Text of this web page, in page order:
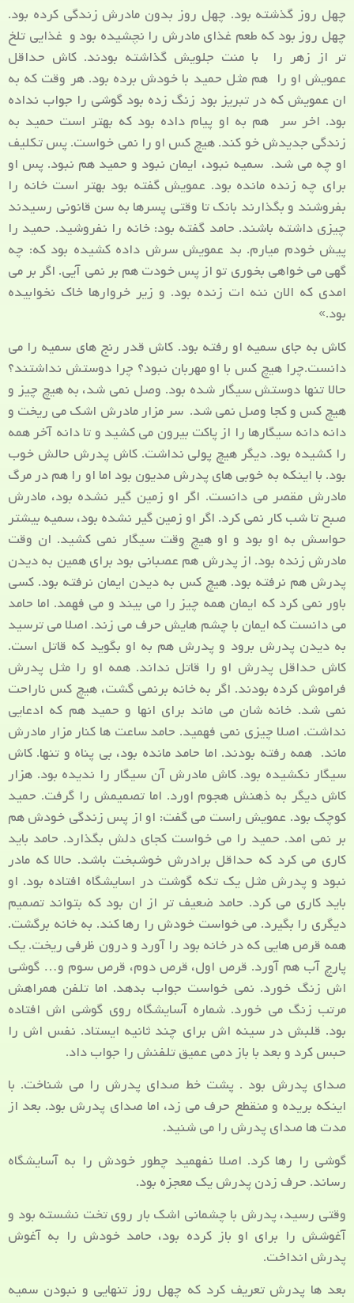
چهل روز گذشته بود. چهل روز بدون مادرش زندگی کرده بود.
چهل روز بود که طعم غذای مادرش را نچشیده بود و غذایی تلخ
تر از زهر را با منت جلویش گذاشته بودند. کاش حداقل
عمویش او را هم مثل حمید با خودش برده بود. هر وقت که به
ان عمویش که در تبریز بود زنگ زده بود گوشی را جواب نداده
بود. اخر سر هم به او پیام داده بود که بهتر است حمید به
زندگی جدیدش خو کند. هیچ کس او را نمی خواست. پس تکلیف
او چه می شد. سمیه نبود، ایمان نبود و حمید هم نبود. پس او
برای چه زنده مانده بود. عمویش گفته بود بهتر است خانه را
بفروشند و بگذارند بانک تا وقتی پسرها به سن قانونی رسیدند
چیزی داشته باشند. حامد گفته بود: خانه را نفروشید. حمید را
پیش خودم میارم. بد عمویش سرش داده کشیده بود که: چه
گهی می خواهی بخوری تو از پس خودت هم بر نمی آیی. اگر بر می
امدی که الان ننه ات زنده بود. و زیر خروارها خاک نخوابیده
بود.»
کاش به جای سمیه او رفته بود. کاش قدر رنج های سمیه را می
دانست.چرا هیچ کس با او مهربان نبود؟ چرا دوستش نداشتند؟
حالا تنها دوستش سیگار شده بود. وصل نمی شد، به هیچ چیز و
هیچ کس و کجا وصل نمی شد. سر مزار مادرش اشک می ریخت و
دانه دانه سیگارها را از پاکت بیرون می کشید و تا دانه آخر همه
را کشیده بود. دیگر هیچ پولی نداشت. کاش پدرش حالش خوب
بود. با اینکه به خوبی های پدرش مدیون بود اما او را هم در مرگ
مادرش مقصر می دانست. اگر او زمین گیر نشده بود، مادرش
صبح تا شب کار نمی کرد. اگر او زمین گیر نشده بود، سمیه بیشتر
حواسش به او بود و او هیچ وقت سیگار نمی کشید. ان وقت
مادرش زنده بود. از پدرش هم عصبانی بود برای همین به دیدن
پدرش هم نرفته بود. هیچ کس به دیدن ایمان نرفته بود. کسی
باور نمی کرد که ایمان همه چیز را می بیند و می فهمد. اما حامد
می دانست که ایمان با چشم هایش حرف می زند. اصلا می ترسید
به دیدن پدرش برود و پدرش هم به او بگوید که قاتل است.
کاش حداقل پدرش او را قاتل نداند. همه او را مثل پدرش
فراموش کرده بودند. اگر به خانه برنمی گشت، هیچ کس ناراحت
نمی شد. خانه شان می ماند برای انها و حمید هم که ادعایی
نداشت. اصلا چیزی نمی فهمید. حامد ساعت ها کنار مزار مادرش
ماند. همه رفته بودند. اما حامد مانده بود، بی پناه و تنها. کاش
سیگار نکشیده بود. کاش مادرش آن سیگار را ندیده بود. هزار
کاش دیگر به ذهنش هجوم اورد. اما تصمیمش را گرفت. حمید
کوچک بود. عمویش راست می گفت: او از پس زندگی خودش هم
بر نمی امد. حمید را می خواست کجای دلش بگذارد. حامد باید
کاری می کرد که حداقل برادرش خوشبخت باشد. حالا که مادر
نبود و پدرش مثل یک تکه گوشت در اسایشگاه افتاده بود. او
باید کاری می کرد. حامد ضعیف تر از ان بود که بتواند تصمیم
دیگری را بگیرد. می خواست خودش را رها کند. به خانه برگشت.
همه قرص هایی که در خانه بود را آورد و درون ظرفی ریخت. یک
پارچ آب هم آورد. قرص اول، قرص دوم، قرص سوم و… گوشی
اش زنگ خورد. نمی خواست جواب بدهد. اما تلفن همراهش
مرتب زنگ می خورد. شماره آسایشگاه روی گوشی اش افتاده
بود. قلبش در سینه اش برای چند ثانیه ایستاد. نفس اش را
حبس کرد و بعد با باز دمی عمیق تلفنش را جواب داد.
صدای پدرش بود . پشت خط صدای پدرش را می شناخت. با
اینکه بریده و منقطع حرف می زد، اما صدای پدرش بود. بعد از
مدت ها صدای پدرش را می شنید.
گوشی را رها کرد. اصلا نفهمید چطور خودش را به آسایشگاه
رساند. حرف زدن پدرش یک معجزه بود.
وقتی رسید، پدرش با چشمانی اشک بار روی تخت نشسته بود و
آغوشش را برای او باز کرده بود، حامد خودش را به آغوش
پدرش انداخت.
بعد ها پدرش تعریف کرد که چهل روز تنهایی و نبودن سمیه